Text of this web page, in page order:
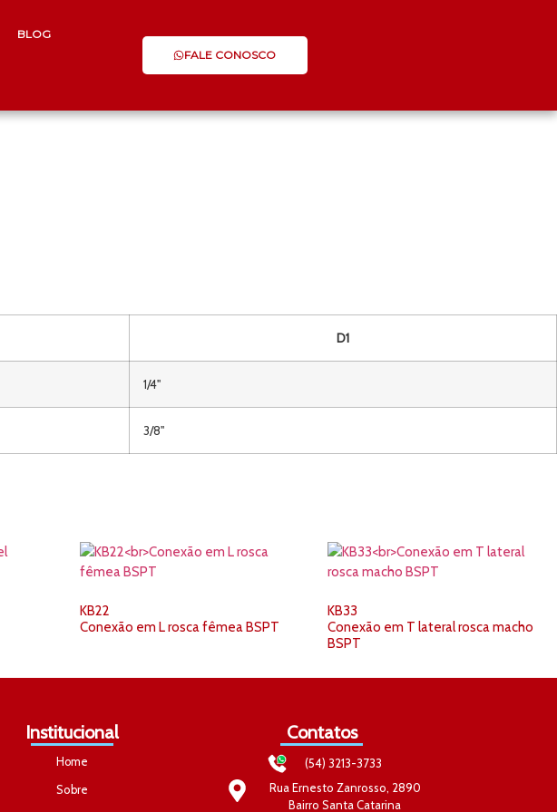
BLOG
FALE CONOSCO
D1
1/4"
3/8"
KB22
Conexão em L rosca fêmea BSPT
KB33
Conexão em T lateral rosca macho
BSPT
Institucional
Home
Sobre
Contatos
(54) 3213-3733
Rua Ernesto Zanrosso, 2890
Bairro Santa Catarina